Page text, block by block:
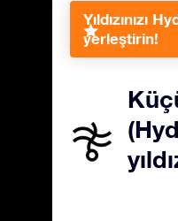
Yıldızınızı
yerleştirin!